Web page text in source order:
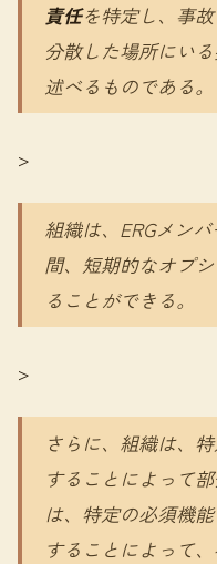
責任を特定し、事
分散した場所にい
述べるものである。
>
組織は、ERGメン
間、短期的なオプ
ることができる。
>
さらに、組織は、
することによって
は、特定の必須機
することによって